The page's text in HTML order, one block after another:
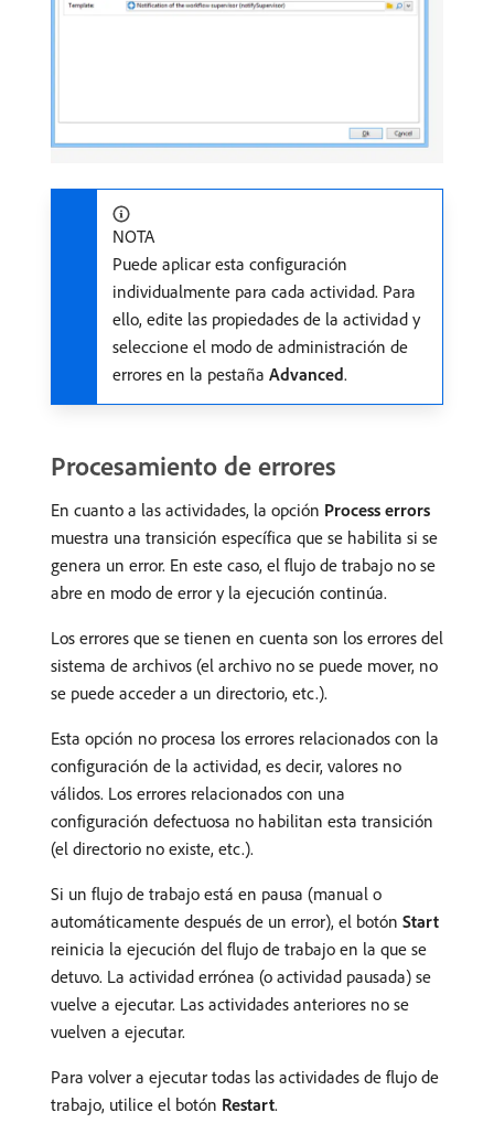
NOTA
Puede aplicar esta configuración
individualmente para cada actividad. Para
ello, edite las propiedades de la actividad y
seleccione el modo de administración de
errores en la pestaña Advanced.
Procesamiento de errores
En cuanto a las actividades, la opción Process errors
muestra una transición específica que se habilita si se
genera un error. En este caso, el flujo de trabajo no se
abre en modo de error y la ejecución continúa.
Los errores que se tienen en cuenta son los errores del
sistema de archivos (el archivo no se puede mover, no
se puede acceder a un directorio, etc.).
Esta opción no procesa los errores relacionados con la
configuración de la actividad, es decir, valores no
válidos. Los errores relacionados con una
configuración defectuosa no habilitan esta transición
(el directorio no existe, etc.).
Si un flujo de trabajo está en pausa (manual o
automáticamente después de un error), el botón Start
reinicia la ejecución del flujo de trabajo en la que se
detuvo. La actividad errónea (o actividad pausada) se
vuelve a ejecutar. Las actividades anteriores no se
vuelven a ejecutar.
Para volver a ejecutar todas las actividades de flujo de
trabajo, utilice el botón Restart.